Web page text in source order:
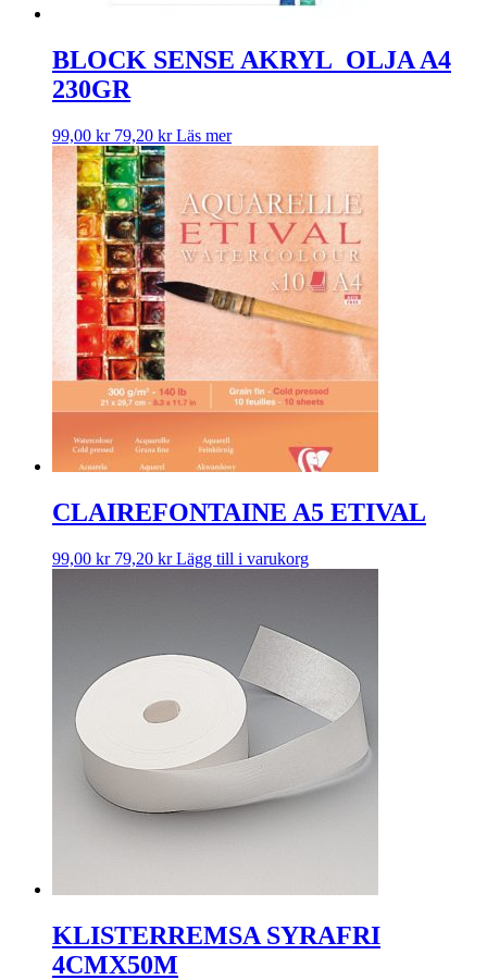
BLOCK SENSE AKRYL_OLJA A4
230GR
99,00 kr 79,20 kr Läs mer
CLAIREFONTAINE A5 ETIVAL
99,00 kr 79,20 kr Lägg till i varukorg
KLISTERREMSA SYRAFRI
4CMX50M